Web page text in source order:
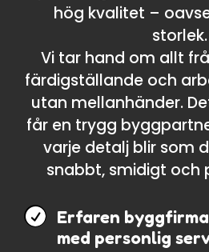
hög kvalitet –
storlek.
Vi tar hand om allt
färdigställande och
utan mellanhänder.
får en trygg
varje detalj blir som
snabbt, smidigt och
 Erfaren
med personlig